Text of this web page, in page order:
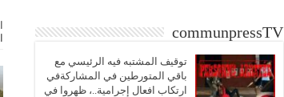
communpressTV
توقيف المشتبه فيه الرئيسي مع
باقي المتورطين في المشاركةفي
ارتكاب افعال إجرامية..، ظهروا في